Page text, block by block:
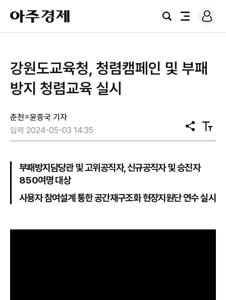
아
주
경
검
전
로
그
강원도교육청, 청렴캠페인 및 부패
방지 청렴교육 실시
춘천=윤중국 기자
입력 2024-05-03 14:35
공
유
텍
스
부패방지담당관 및 고위공직자, 신규공직자 및 승진자
850여명 대상
사용자 참여설계 통한 공간재구조화 현장지원단 연수 실시